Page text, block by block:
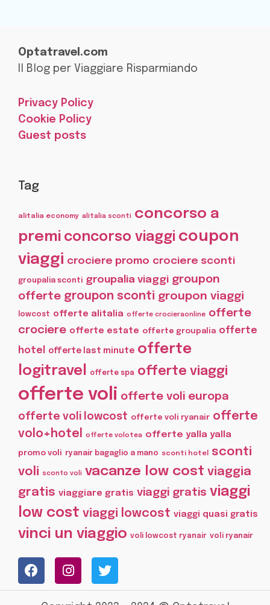
Optatravel.com
Il Blog per Viaggiare Risparmiando
Privacy Policy
Cookie Policy
Guest posts
Tag
alitalia economy alitalia sconti concorso a
premi concorso viaggi coupon
viaggi crociere promo crociere sconti
groupalia sconti groupalia viaggi groupon
offerte groupon sconti groupon viaggi
lowcost offerte alitalia offerte crocieraonline offerte
crociere offerte estate offerte groupalia offerte
hotel offerte last minute offerte
logitravel offerte spa offerte viaggi
offerte voli offerte voli europa
offerte voli lowcost offerte voli ryanair offerte
volo+hotel offerte volotea offerte yalla yalla
promo voli ryanair bagaglio a mano sconti hotel sconti
voli
sconto voli vacanze low cost viaggia
gratis viaggiare gratis viaggi gratis viaggi
low cost viaggi lowcost viaggi quasi gratis
vinci un viaggio voli lowcost ryanair voli ryanair